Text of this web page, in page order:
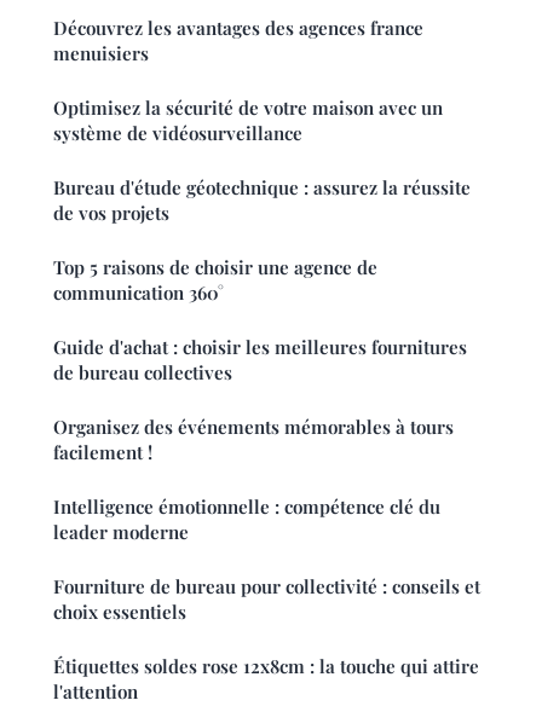
Découvrez les avantages des agences france
menuisiers
Optimisez la sécurité de votre maison avec un
système de vidéosurveillance
Bureau d'étude géotechnique : assurez la réussite
de vos projets
Top 5 raisons de choisir une agence de
communication 360°
Guide d'achat : choisir les meilleures fournitures
de bureau collectives
Organisez des événements mémorables à tours
facilement !
Intelligence émotionnelle : compétence clé du
leader moderne
Fourniture de bureau pour collectivité : conseils et
choix essentiels
Étiquettes soldes rose 12x8cm : la touche qui attire
l'attention